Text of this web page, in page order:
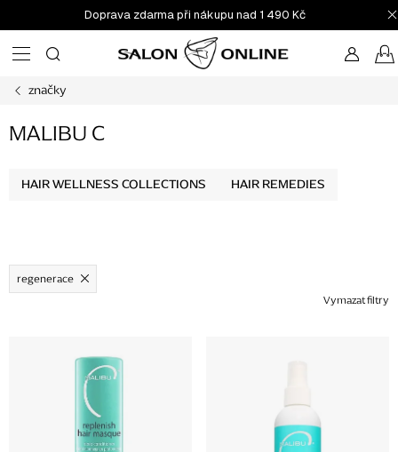
na
obsah
Doprava zdarma při nákupu nad 1 490 Kč
značky
MALIBU C
HAIR WELLNESS COLLECTIONS HAIR REMEDIES
regenerace
Vymazat filtry